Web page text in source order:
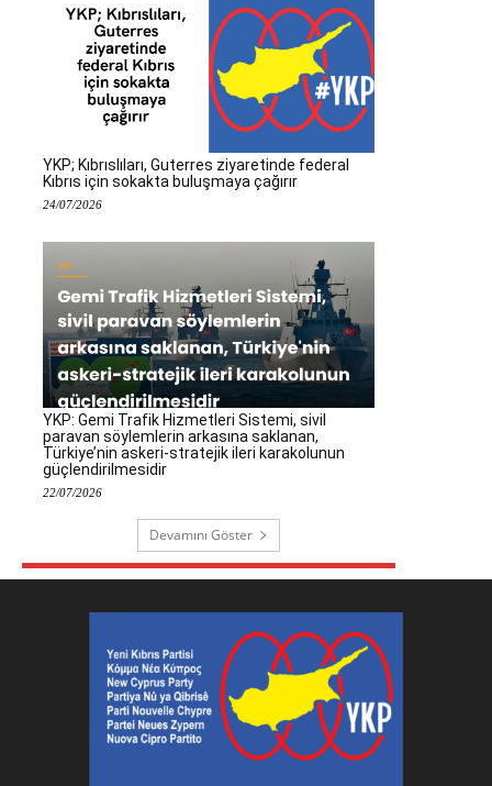
YKP; Kıbrıslıları, Guterres ziyaretinde federal
Kıbrıs için sokakta buluşmaya çağırır
24/07/2026
YKP: Gemi Trafik Hizmetleri Sistemi, sivil
paravan söylemlerin arkasına saklanan,
Türkiye’nin askeri-stratejik ileri karakolunun
güçlendirilmesidir
22/07/2026
Devamını Göster